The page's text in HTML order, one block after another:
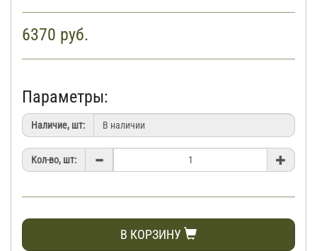
6370 руб.
Параметры:
Наличие, шт:
Кол-во, шт:
В КОРЗИНУ